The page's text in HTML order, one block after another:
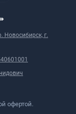
Новосибирск, г.
офертой.